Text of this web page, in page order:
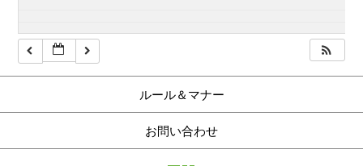
ルール＆マナー
お問い合わせ